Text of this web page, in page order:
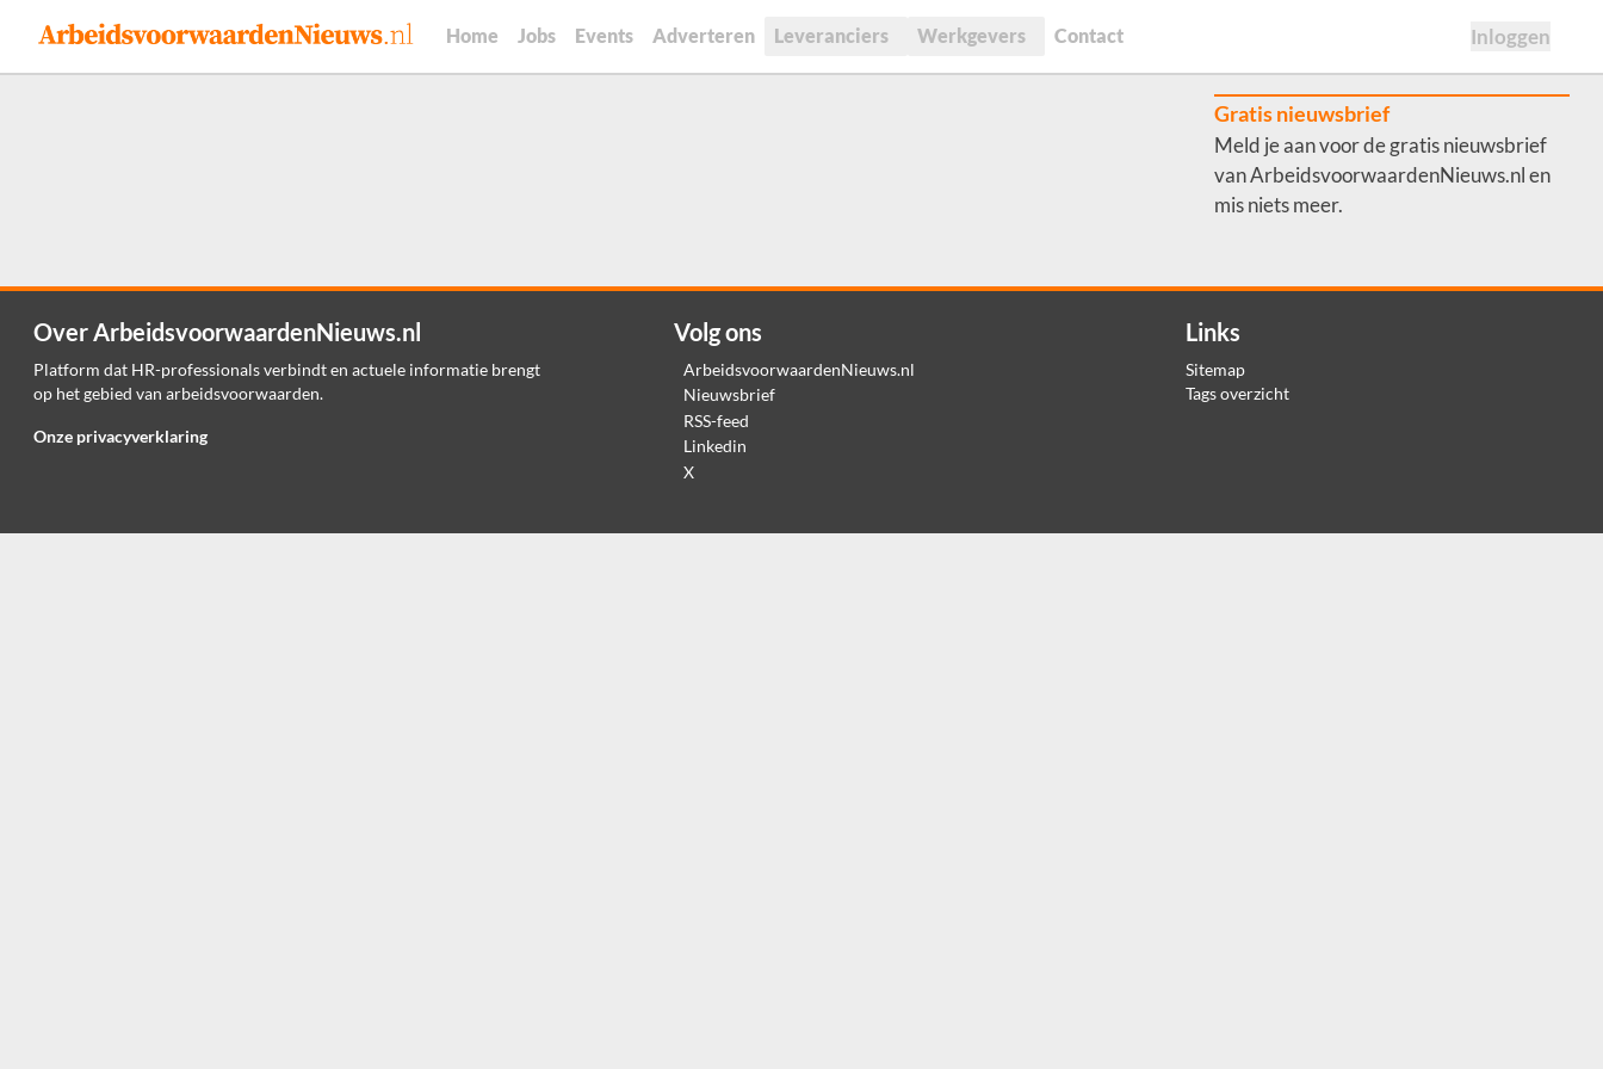
Home Jobs Events Adverteren Leveranciers Werkgevers Contact Inloggen
Gratis nieuwsbrief
Meld je aan voor de gratis nieuwsbrief
van ArbeidsvoorwaardenNieuws.nl en
mis niets meer.
Over ArbeidsvoorwaardenNieuws.nl
Platform dat HR-professionals verbindt en actuele informatie brengt
op het gebied van arbeidsvoorwaarden.
Onze privacyverklaring
Volg ons
ArbeidsvoorwaardenNieuws.nl
Nieuwsbrief
RSS-feed
Linkedin
X
Links
Sitemap
Tags overzicht